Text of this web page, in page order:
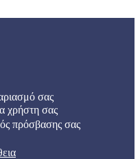
σας
χρήστη σας
πρόσβασης σας